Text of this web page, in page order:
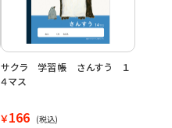
サクラ 学習帳 さんすう １
４マス
￥166 (税込)